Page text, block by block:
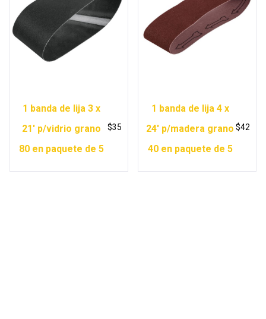
1 banda de lija 3 x
21′ p/vidrio grano
80 en paquete de 5
$35
1 banda de lija 4 x
24′ p/madera grano
40 en paquete de 5
$42